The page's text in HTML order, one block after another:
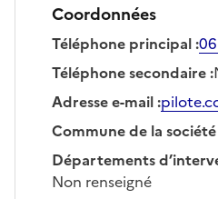
Coordonnées
Téléphone principal:
Téléphone secondaire:
Adresse e-mail:
Commune de la société
Départements
Non renseigné